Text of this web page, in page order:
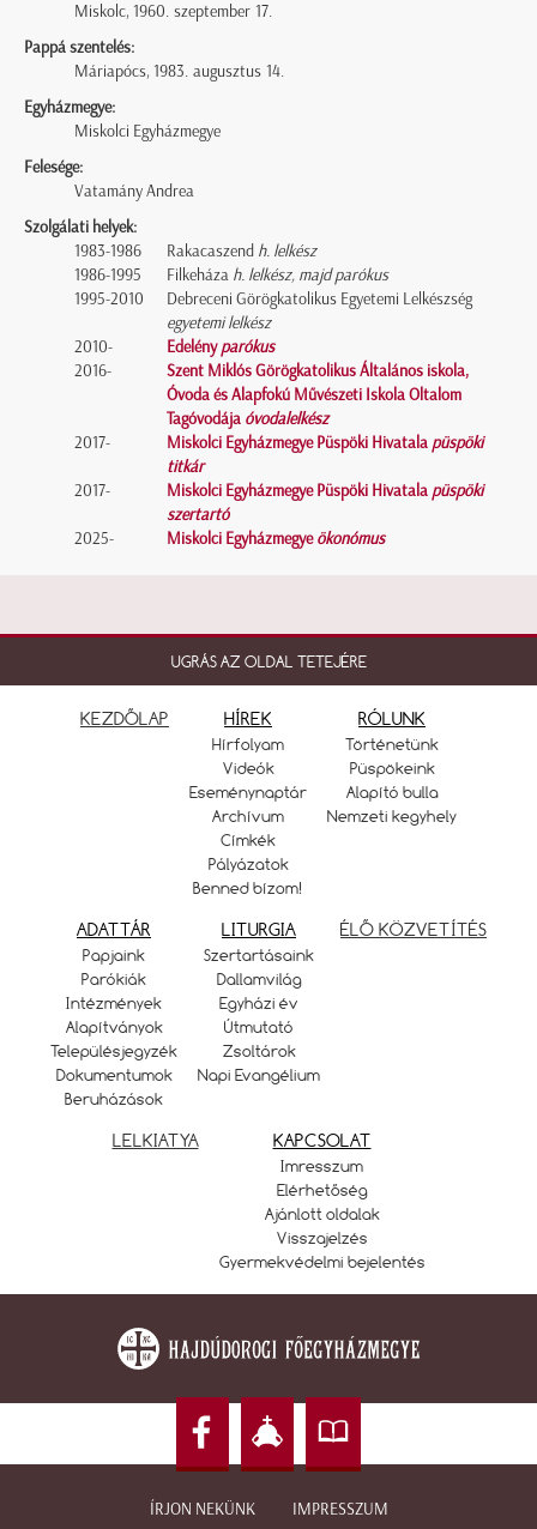
Miskolc, 1960. szeptember 17.
Pappá szentelés:
Máriapócs, 1983. augusztus 14.
Egyházmegye:
Miskolci Egyházmegye
Felesége:
Vatamány Andrea
Szolgálati helyek:
1983-1986
Rakacaszend h. lelkész
1986-1995
Filkeháza h. lelkész, majd parókus
1995-2010
Debreceni Görögkatolikus Egyetemi Lelkészség
egyetemi lelkész
2010-
Edelényparókus
2016-
Szent Miklós Görögkatolikus Általános iskola,
Óvoda és Alapfokú Művészeti Iskola Oltalom
Tagóvodája óvodalelkész
2017-
Miskolci Egyházmegye Püspöki Hivatala püspöki
titkár
2017-
Miskolci Egyházmegye Püspöki Hivatala püspöki
szertartó
2025-
Miskolci Egyházmegyeökonómus
UGRÁS AZ OLDAL TETEJÉRE
KEZDŐLAP HÍREK
Hírfolyam
Videók
Eseménynaptár
Archívum
Címkék
Pályázatok
Benned bízom!
RÓLUNK
Történetünk
Püspökeink
Alapító bulla
Nemzeti kegyhely
ADATTÁR
Papjaink
Parókiák
Intézmények
Alapítványok
Településjegyzék
Dokumentumok
Beruházások
LITURGIA
Szertartásaink
Dallamvilág
Egyházi év
Útmutató
Zsoltárok
Napi Evangélium
ÉLŐ KÖZVETÍTÉS
LELKIATYA KAPCSOLAT
Imresszum
Elérhetőség
Ajánlott oldalak
Visszajelzés
Gyermekvédelmi bejelentés
ÍRJON NEKÜNK IMPRESSZUM